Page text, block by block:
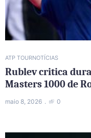
ATP TOURNOTÍCIAS
Rublev critica
Masters 1000 de
maio 8, 2026 0